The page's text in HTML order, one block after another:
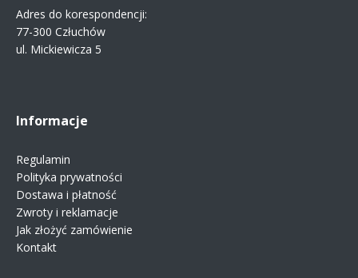
Adres do korespondencji:
77-300 Człuchów
ul. Mickiewicza 5
Informacje
Regulamin
Polityka prywatności
Dostawa i płatność
Zwroty i reklamacje
Jak złożyć zamówienie
Kontakt